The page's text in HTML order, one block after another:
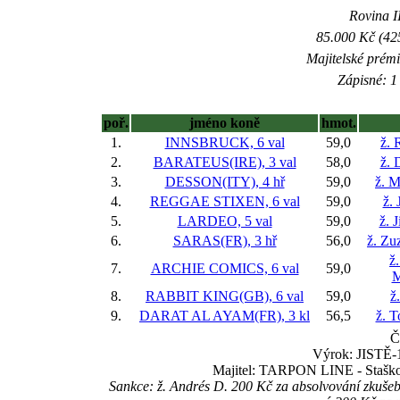
Rovina
85.000 Kč
Majitelské
Zápisné:
poř. jméno koně
hmot.
1.
INNSBRUCK, 6 val 59,0
ž.
2.
BARATEUS(IRE), 3 val 58,0
ž.
3.
DESSON(ITY), 4 hř 59,0
ž.
4.
REGGAE STIXEN, 6 val 59,0
ž.
5.
LARDEO, 5 val 59,0
ž.
6.
SARAS(FR), 3 hř 56,0
ž.
7.
ARCHIE COMICS, 6 val 59,0
8.
RABBIT KING(GB), 6 val 59,0
9.
DARAT AL AYAM(FR), 3 kl 56,5
ž.
Výrok: JISTĚ-
Majitel: TARPON LINE -
Sankce: ž. Andrés D. 200 Kč za absolvování